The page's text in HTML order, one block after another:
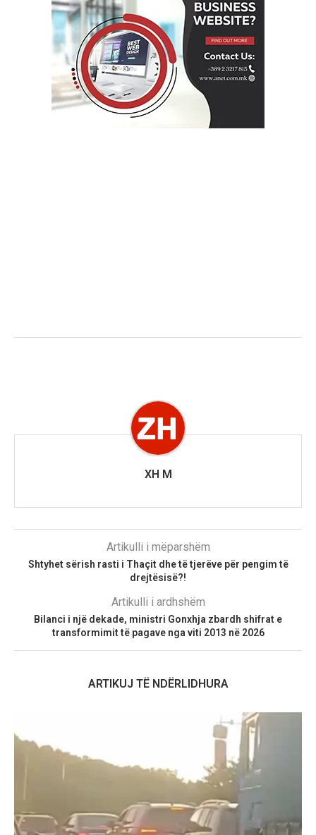
XH M
Artikulli i mëparshëm
Shtyhet sërish rasti i Thaçit dhe të tjerëve për pengim të
drejtësisë?!
Artikulli i ardhshëm
Bilanci i një dekade, ministri Gonxhja zbardh shifrat e
transformimit të pagave nga viti 2013 në 2026
ARTIKUJ TË NDËRLIDHURA